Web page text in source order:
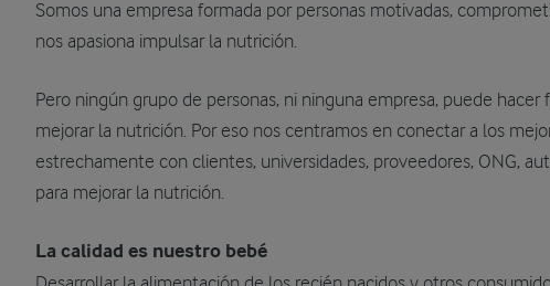
Somos una empresa formada por personas motivadas,
nos apasiona impulsar la nutrición.
Pero ningún grupo de personas, ni ninguna empresa, puede hacer
mejorar la nutrición. Por eso nos centramos en conectar a los
estrechamente con clientes, universidades, proveedores, ONG,
para mejorar la nutrición.
La calidad es nuestro bebé